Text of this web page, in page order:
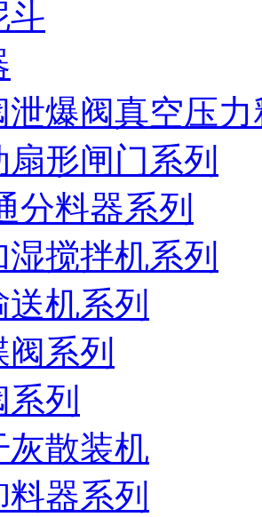
斗
泄爆阀真空压
形闸门系列
分料器系列
搅拌机系列
机系列
系列
列
灰散装机
器系列